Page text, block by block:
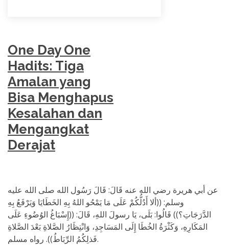
One Day One
Hadits: Tiga
Amalan yang
Bisa Menghapus
Kesalahan dan
Mengangkat
Derajat
عن أبي هريرة رضي الله عنه قَالَ: قَالَ رَسُول الله صلى الله عليه
وسلم: ((ألا أَدُلُّكُمْ عَلَى مَا يَمْحُو اللهُ بِهِ الخَطَايَا وَيَرْفَعُ بِهِ
الدَّرَجَاتِ؟)) قَالُوا: بَلَى، يَا رسولَ اللهِ، قَالَ: ((إِسْبَاغُ الوُضُوءِ عَلَى
المَكَارِهِ، وَكَثْرَةُ الخُطَا إِلَى المَسَاجِدِ، وَانْتِظَارُ الصَّلاةِ بَعْدَ الصَّلاةِ
فَذلِكُمُ الرِّبَاطُ)). رواه مسلم.